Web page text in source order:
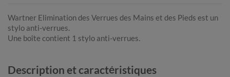
Wartner Elimination des Verrues des Mains et des Pieds est un
stylo anti-verrues.
Une boîte contient 1 stylo anti-verrues.
Description et caractéristiques